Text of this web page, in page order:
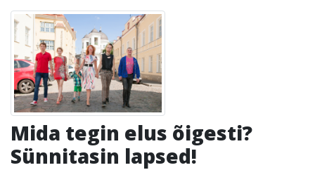
Mida tegin elus õigesti?
Sünnitasin lapsed!